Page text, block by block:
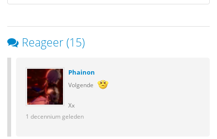
Reageer (15)
Phainon
Volgende
Xx
1 decennium geleden